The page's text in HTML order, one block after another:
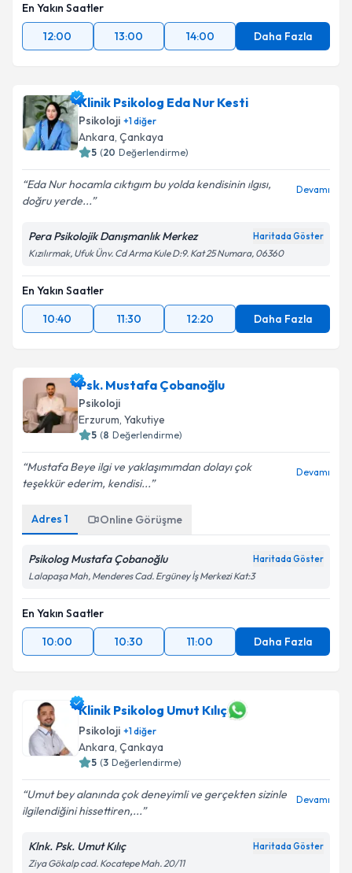
En Yakın Saatler
12:00
13:00 14:00 Daha Fazla
Klinik Psikolog Eda Nur Kesti
Psikoloji +1diğer
Ankara, Çankaya
5 (20 Değerlendirme)
Eda Nur hocamla cıktıgım bu yolda kendisinin ılgısı,
doğru yerde...
Devamı
Pera Psikolojik Danışmanlık Merkez Haritada Göster
Kızılırmak, Ufuk Ünv. Cd Arma Kule D:9. Kat 25 Numara, 06360
En Yakın Saatler
10:40
11:30 12:20 Daha Fazla
Psk. Mustafa Çobanoğlu
Psikoloji
Erzurum, Yakutiye
5 (8 Değerlendirme)
Mustafa Beye ilgi ve yaklaşımımdan dolayı çok
teşekkür ederim, kendisi...
Devamı
Adres 1 Online Görüşme
Psikolog Mustafa Çobanoğlu Haritada Göster
Lalapaşa Mah, Menderes Cad. Ergüney İş Merkezi Kat:3
En Yakın Saatler
10:00
10:30 11:00 Daha Fazla
Klinik Psikolog Umut Kılıç
Psikoloji +1diğer
Ankara, Çankaya
5 (3 Değerlendirme)
Umut bey alanında çok deneyimli ve gerçekten sizinle
ilgilendiğini hissettiren,...
Devamı
Klnk. Psk. Umut Kılıç Haritada Göster
Ziya Gökalp cad. Kocatepe Mah. 20/11